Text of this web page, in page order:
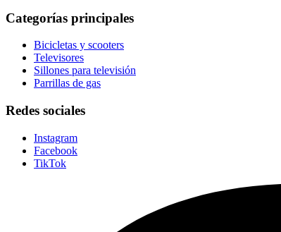
Categorías principales
Bicicletas y scooters
Televisores
Sillones para televisión
Parrillas de gas
Redes sociales
Instagram
Facebook
TikTok